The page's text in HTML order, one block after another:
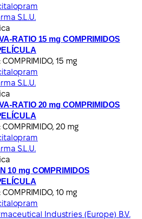
S.L.U.
RATIO 15 mg COMPRIMIDOS
COMPRIMIDO, 15 mg
S.L.U.
RATIO 20 mg COMPRIMIDOS
COMPRIMIDO, 20 mg
S.L.U.
10 mg COMPRIMIDOS
COMPRIMIDO, 10 mg
Industries (Europe) B.V.